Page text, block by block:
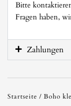
Bitte
Fragen haben,
Zahlungen
Startseite / Boho